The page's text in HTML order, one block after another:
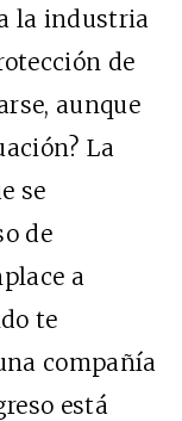
la industria
de
aunque
La
se
de
a
te
compañía
está